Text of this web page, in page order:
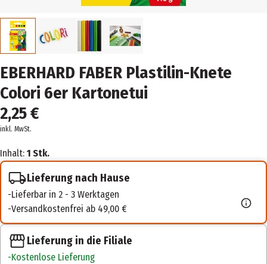
EBERHARD FABER Plastilin-Knete
Colori 6er Kartonetui
2,25 €
inkl. MwSt.
Inhalt: 1 Stk.
Lieferung nach Hause
Lieferbar in 2 - 3 Werktagen
Versandkostenfrei ab 49,00 €
Lieferung in die Filiale
Kostenlose Lieferung